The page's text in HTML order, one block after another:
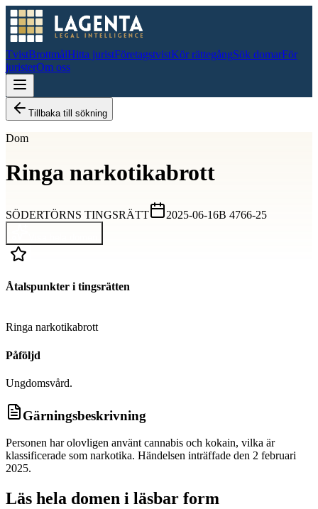
TvistBrottmålHitta juristFöretagstvistKör rättegångSök domarFör
juristerOm oss
Tillbaka till sökning
Dom
Ringa narkotikabrott
SÖDERTÖRNS TINGSRÄTT 2025-06-16B 4766-25
Åtalspunkter i tingsrätten
Ringa narkotikabrott
Påföljd
Ungdomsvård.
Gärningsbeskrivning
Personen har olovligen använt cannabis och kokain, vilka är
klassificerade som narkotika. Händelsen inträffade den 2 februari
2025.
Läs hela domen i läsbar form